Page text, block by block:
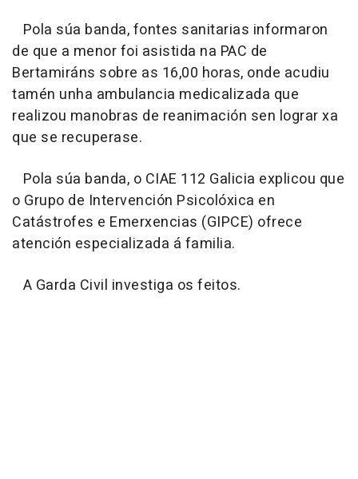
Pola súa banda, fontes sanitarias informaron
de que a menor foi asistida na PAC de
Bertamiráns sobre as 16,00 horas, onde acudiu
tamén unha ambulancia medicalizada que
realizou manobras de reanimación sen lograr xa
que se recuperase.
Pola súa banda, o CIAE 112 Galicia explicou que
o Grupo de Intervención Psicolóxica en
Catástrofes e Emerxencias (GIPCE) ofrece
atención especializada á familia.
A Garda Civil investiga os feitos.